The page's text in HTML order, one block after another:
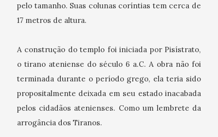
pelo tamanho. Suas colunas coríntias tem cerca de
17 metros de altura.
A construção do templo foi iniciada por Pisístrato,
o tirano ateniense do século 6 a.C. A obra não foi
terminada durante o período grego, ela teria sido
propositalmente deixada em seu estado inacabada
pelos cidadãos atenienses. Como um lembrete da
arrogância dos Tiranos.